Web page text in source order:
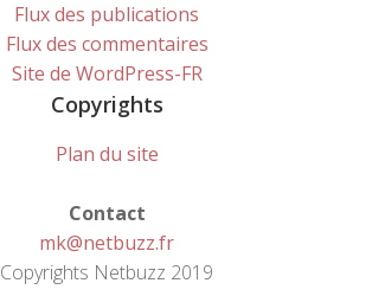
Flux des publications
Flux des commentaires
Site de WordPress-FR
Copyrights
Plan du site
Contact
mk@netbuzz.fr
Copyrights Netbuzz 2019